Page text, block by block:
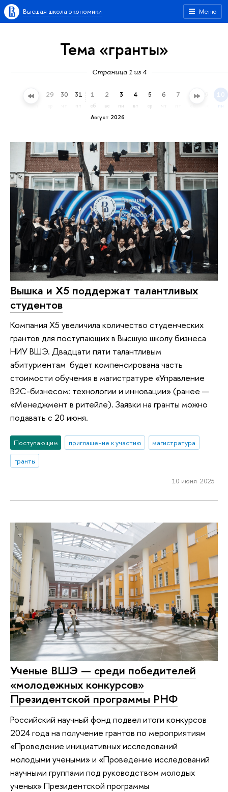
Меню
Высшая школа экономики
Тема «гранты»
Страница 1 из 4
28 29 30 31
пт
Август 2026
1
сб
2
вс
3
пн
4
вт
5
ср
6 7 8 10
пн
Вышка и Х5 поддержат талантливых
студентов
Компания Х5 увеличила количество студенческих
грантов для поступающих в Высшую школу бизнеса
НИУ ВШЭ. Двадцати пяти талантливым
абитуриентам будет компенсирована часть
стоимости обучения в магистратуре «Управление
B2C-бизнесом: технологии и инновации» (ранее —
«Менеджмент в ритейле). Заявки на гранты можно
подавать с 20 июня.
Поступающим приглашение к участию
магистратура
гранты
10 июня 2025
Ученые ВШЭ — среди победителей
«молодежных конкурсов»
Президентской программы РНФ
Российский научный фонд подвел итоги конкурсов
2024 года на получение грантов по мероприятиям
«Проведение инициативных исследований
молодыми учеными» и «Проведение исследований
научными группами под руководством молодых
ученых» Президентской программы